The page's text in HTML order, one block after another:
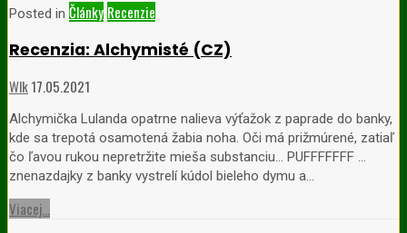
Posted in Články Recenzie
Recenzia: Alchymisté (CZ)
Wlk17.05.2021
Alchymička Lulanda opatrne nalieva výťažok z paprade do banky,
kde sa trepotá osamotená žabia noha. Oči má prižmúrené, zatiaľ
čo ľavou rukou nepretržite mieša substanciu… PUFFFFFFF …
znenazdajky z banky vystrelí kúdol bieleho dymu a…
Viacej...